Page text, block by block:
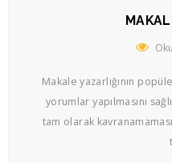
Makale yazarlığının
yorumlar yapılmasını
tam olarak